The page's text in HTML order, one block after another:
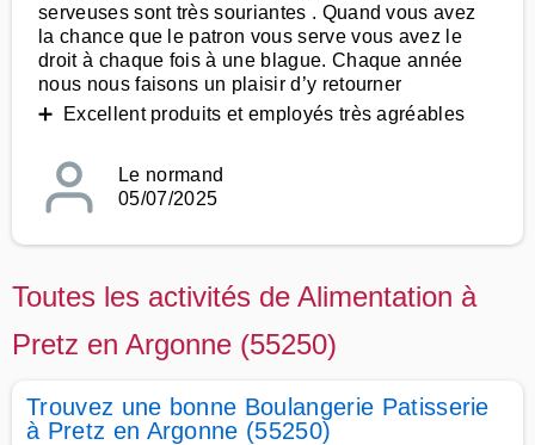
serveuses sont très souriantes . Quand vous avez
la chance que le patron vous serve vous avez le
droit à chaque fois à une blague. Chaque année
nous nous faisons un plaisir d’y retourner
➕ Excellent produits et employés très agréables
Le normand
05/07/2025
Toutes les activités de Alimentation à
Pretz en Argonne (55250)
Trouvez une bonne Boulangerie Patisserie
à Pretz en Argonne (55250)